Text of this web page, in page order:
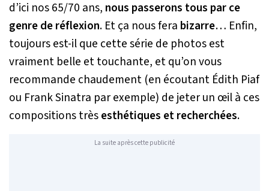
d’ici nos 65/70 ans, nous passerons tous par ce
genre de réflexion. Et ça nous fera bizarre… Enfin,
toujours est-il que cette série de photos est
vraiment belle et touchante, et qu’on vous
recommande chaudement (en écoutant Édith Piaf
ou Frank Sinatra par exemple) de jeter un œil à ces
compositions trèsesthétiques et recherchées.
La suite après cette publicité